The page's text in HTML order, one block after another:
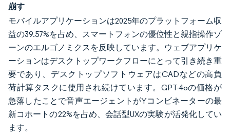
崩す
モバイルアプリケーションは2025年のプラットフォーム収
益の39.57%を占め、スマートフォンの優位性と親指操作ゾ
ーンのエルゴノミクスを反映しています。ウェブアプリケ
ーションはデスクトップワークフローにとって引き続き重
要であり、デスクトップソフトウェアはCADなどの高負
荷計算タスクに使用され続けています。GPT-4oの価格が
急落したことで音声エージェントがYコンビネーターの最
新コホートの22%を占め、会話型UXの実験が活発化してい
ます。